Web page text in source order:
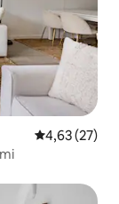
Średnia
4,63 (27)